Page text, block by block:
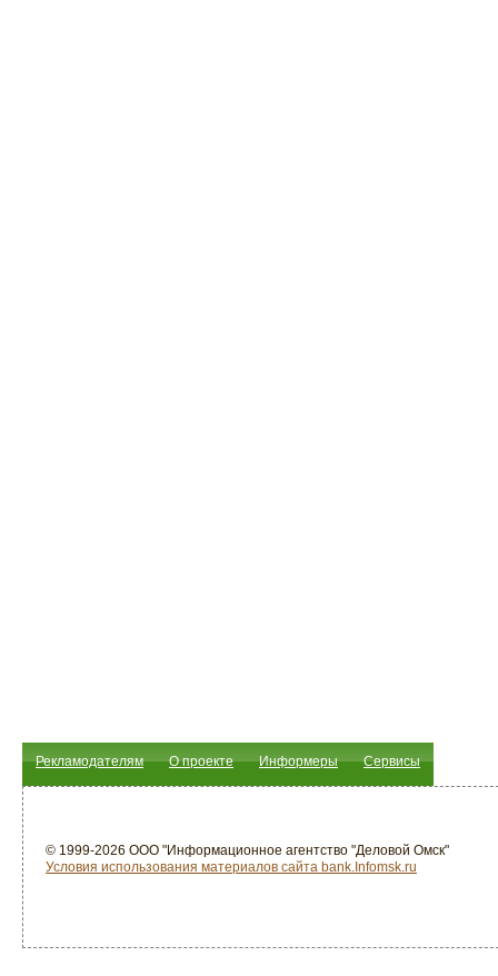
Рекламодателям О проекте Информеры Сервисы
© 1999-2026 ООО "Информационное агентство "Деловой Омск"
Условия использования материалов сайта bank.Infomsk.ru